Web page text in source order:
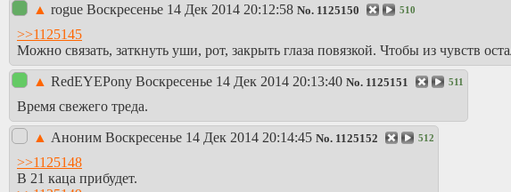
▲ rogue Воскресенье 14 Дек 2014 20:12:58 No. 1125150 510
>>1125145
Можно связать, заткнуть уши, рот, закрыть глаза повязкой. Чтобы из чувств
▲ RedEYEPony Воскресенье 14 Дек 2014 20:13:40 No. 1125151 511
Время свежего треда.
▲ Аноним Воскресенье 14 Дек 2014 20:14:45 No. 1125152 512
>>1125148
В 21 каца прибудет.